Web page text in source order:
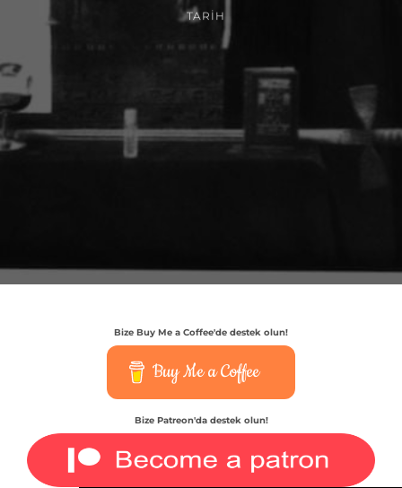
TARIH
Bize Buy Me a Coffee'de destek olun!
Buy Me a Coffee
Bize Patreon'da destek olun!